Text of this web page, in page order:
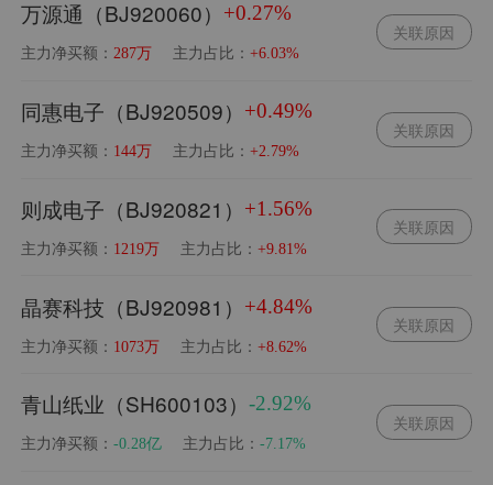
万源通（BJ920060） +0.27%
主力净买额：287万 主力占比：+6.03%
关联原因
同惠电子（BJ920509） +0.49%
主力净买额： 144万 主力占比：+2.79%
关联原因
则成电子（BJ920821） +1.56%
主力净买额： 1219万 主力占比：+9.81%
关联原因
晶赛科技（BJ920981） +4.84%
主力净买额： 1073万 主力占比：+8.62%
关联原因
青山纸业（SH600103）-2.92%
主力净买额：-0.28亿 主力占比：-7.17%
关联原因